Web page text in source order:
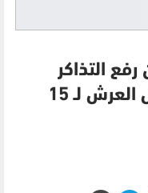
التذاكر
المخصصة في مقابلة كأس العرش لـ 15